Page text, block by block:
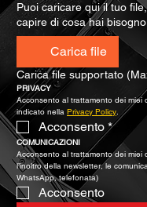
Puoi caricare qui il tuo
capire di cosa hai bisogno
Carica file
Carica file supportato
PRIVACY
Acconsento al trattamento dei miei
indicato nella Privacy Policy.
Acconsento *
COMUNICAZIONI
Acconsento al trattamento dei miei
l’inoltro della newsletter, le
WhatsApp, telefonata)
Acconsento